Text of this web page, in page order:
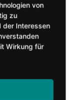
22 24 - 93 77
2224 - 93 77
von
zu
der Interessen
Wirkung für